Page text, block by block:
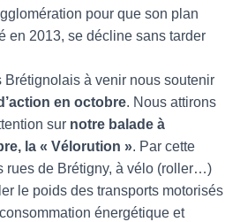
pour que son plan
en 2013, se décline sans tarder
à venir nous soutenir
en octobre. Nous attirons
sur notre balade à
la « Vélorution ». Par cette
rues de Brétigny, à vélo (roller…)
le poids des transports motorisés
énergétique et